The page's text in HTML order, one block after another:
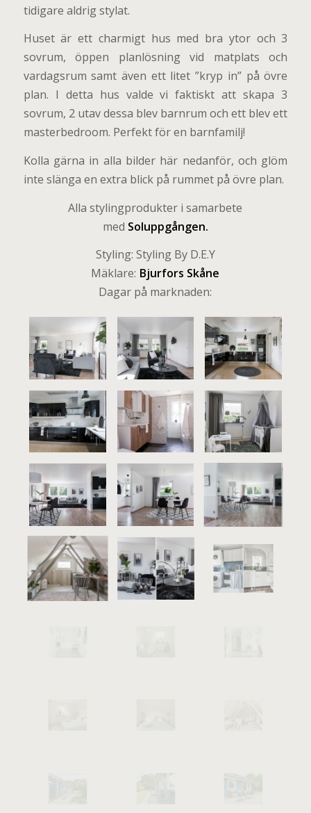
tidigare aldrig stylat.
Huset är ett charmigt hus med bra ytor och 3
sovrum, öppen planlösning vid matplats och
vardagsrum samt även ett litet ”kryp in” på övre
plan. I detta hus valde vi faktiskt att skapa 3
sovrum, 2 utav dessa blev barnrum och ett blev ett
masterbedroom. Perfekt för en barnfamilj!
Kolla gärna in alla bilder här nedanför, och glöm
inte slänga en extra blick på rummet på övre plan.
Alla stylingprodukter i samarbete
med Soluppgången.
Styling: Styling By D.E.Y
Mäklare: Bjurfors Skåne
Dagar på marknaden: